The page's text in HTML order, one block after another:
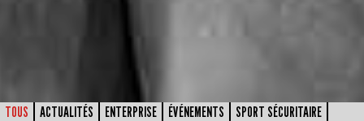
TOUS ACTUALITÉS ENTERPRISE ÉVÉNEMENTS SPORT SÉCURITAIRE